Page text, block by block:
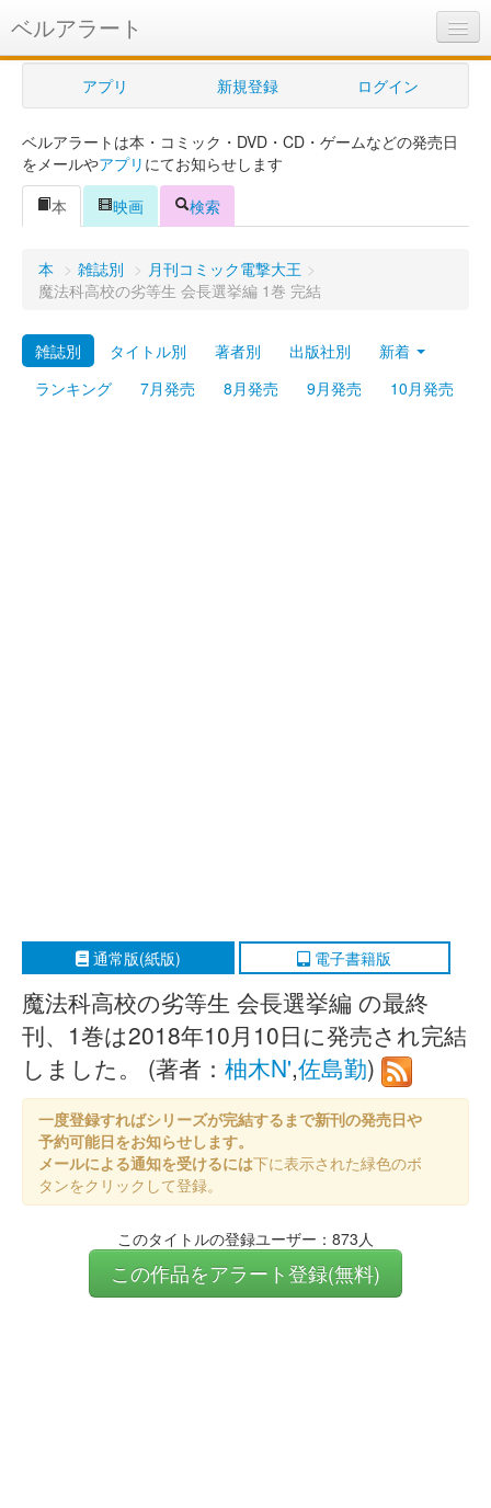
ベルアラート
ベルアラートとは
ヘルプ
新規登録
ログイン
購入管理
Myシェルフ
プレミアム
アプリ 新規登録 ログイン
ベルアラートは本・コミック・DVD・CD・ゲームなどの発売日
をメールやアプリ にてお知らせします
本
映画 検索
本 > 雑誌別 > 月刊コミック電撃大王 >
魔法科高校の劣等生 会長選挙編 1巻 完結
雑誌別 タイトル別 著者別 出版社別
新着
ランキング
7月発売 8月発売 9月発売 10月発売
通常版(紙版) 電子書籍版
魔法科高校の劣等生 会長選挙編 の最終
刊、1巻は2018年10月10日に発売され完結
しました。 (著者： 柚木N',佐島勤)
一度登録すればシリーズが完結するまで新刊の発売日や
予約可能日をお知らせします。
メールによる通知を受けるには下に表示された緑色のボ
タンをクリックして登録。
このタイトルの登録ユーザー：873人
この作品をアラート登録(無料)